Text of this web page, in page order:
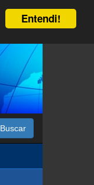
Entendi!
Buscar